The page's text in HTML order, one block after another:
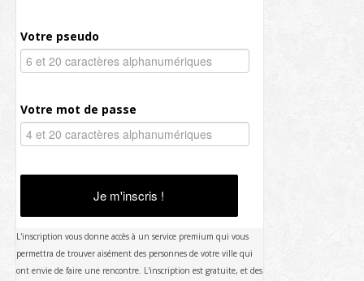
Votre pseudo
Votre mot de passe
Je m'inscris !
L'inscription vous donne accès à un service premium qui vous
permettra de trouver aisément des personnes de votre ville qui
ont envie de faire une rencontre. L'inscription est gratuite, et des